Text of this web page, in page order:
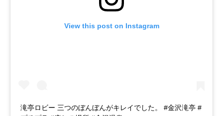
View this post on Instagram
滝亭ロビー 三つのぼんぼんがキレイでした。 #金沢滝亭 #